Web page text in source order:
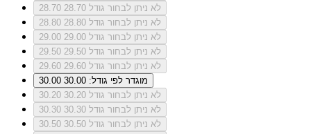
28.70
לא ניתן לבחור גודל 28.70
28.80
לא ניתן לבחור גודל 28.80
29.00
לא ניתן לבחור גודל 29.00
29.50
לא ניתן לבחור גודל 29.50
29.60
לא ניתן לבחור גודל 29.60
30.00
מוגדר לפי גודל: 30.00
30.20
לא ניתן לבחור גודל 30.20
30.30
לא ניתן לבחור גודל 30.30
30.50
לא ניתן לבחור גודל 30.50